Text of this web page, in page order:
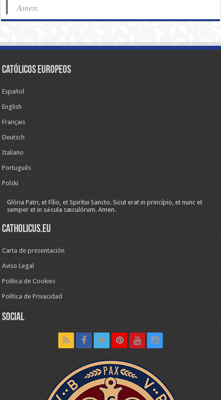
Amen.
Católicos Europeos
Español
English
Français
Deutsch
Italiano
Português
Polski
Glória Patri, et Fílio, et Spirítui Sancto. Sicut erat in princípio, et nunc et
semper et in sǽcula sæculórum. Amen.
Catholicus.eu
Carta de presentación
Aviso Legal
Política de Cookies
Política de Privacidad
Social